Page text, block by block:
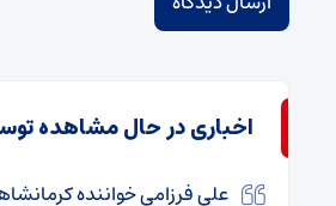
اخباری در حال مشاهده
علی فرزامی خواننده